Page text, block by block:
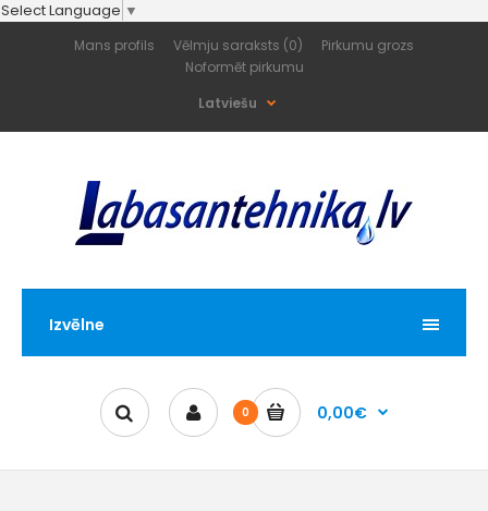
Select Language ▼
Mans profils Vēlmju saraksts (0)
Pirkumu grozs
Noformēt pirkumu
Latviešu
Izvēlne
0 0,00€